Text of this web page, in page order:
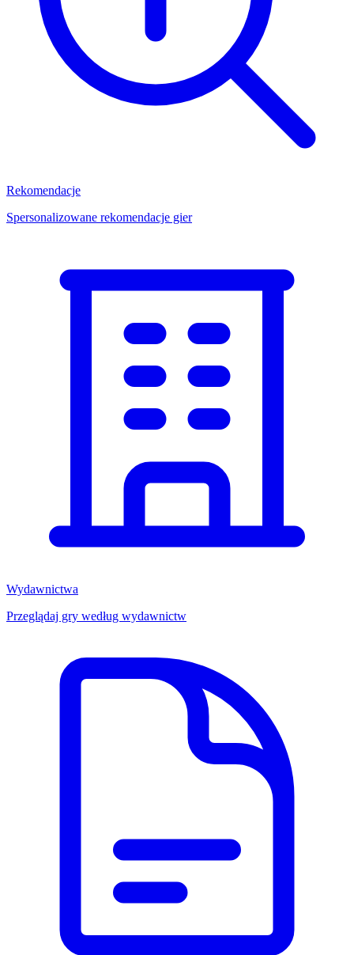
Rekomendacje
Spersonalizowane rekomendacje gier
Wydawnictwa
Przeglądaj gry według wydawnictw